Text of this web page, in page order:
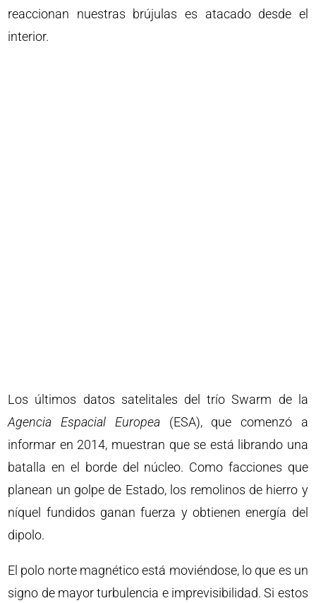
reaccionan nuestras brújulas es atacado desde el
interior.
Los últimos datos satelitales del trío Swarm de la
Agencia Espacial Europea(ESA), que comenzó a
informar en 2014, muestran que se está librando una
batalla en el borde del núcleo. Como facciones que
planean un golpe de Estado, los remolinos de hierro y
níquel fundidos ganan fuerza y obtienen energía del
dipolo.
El polo norte magnético está moviéndose, lo que es un
signo de mayor turbulencia e imprevisibilidad. Si estos